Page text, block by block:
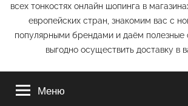
всех тонкостях онлайн шопинга в
европейских стран, знакомим вас с
популярными брендами и даём полезные
выгодно осуществить доставку в
Меню